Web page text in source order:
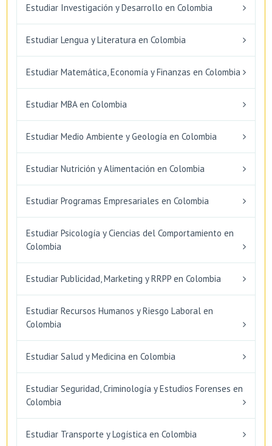
Estudiar Investigación y Desarrollo en Colombia
Estudiar Lengua y Literatura en Colombia
Estudiar Matemática, Economía y Finanzas en Colombia
Estudiar MBA en Colombia
Estudiar Medio Ambiente y Geología en Colombia
Estudiar Nutrición y Alimentación en Colombia
Estudiar Programas Empresariales en Colombia
Estudiar Psicología y Ciencias del Comportamiento en
Colombia
Estudiar Publicidad, Marketing y RRPP en Colombia
Estudiar Recursos Humanos y Riesgo Laboral en
Colombia
Estudiar Salud y Medicina en Colombia
Estudiar Seguridad, Criminología y Estudios Forenses en
Colombia
Estudiar Transporte y Logística en Colombia